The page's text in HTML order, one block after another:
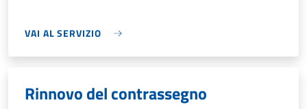
VAI AL SERVIZIO
Rinnovo del contrassegno